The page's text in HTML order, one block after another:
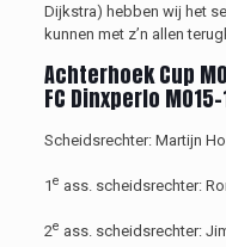
Dijkstra) hebben wij het
kunnen met z’n allen
Achterhoek Cup M
FC Dinxperlo MO15-
Scheidsrechter: Martijn
1e ass. scheidsrechter:
2e ass.scheidsrechter: